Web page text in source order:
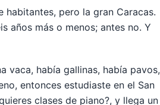
habitantes, pero la gran Caracas.
años más o menos; antes no. Y
vaca, había gallinas, había pavos,
entonces estudiaste en el San
clases de piano?, y llega un